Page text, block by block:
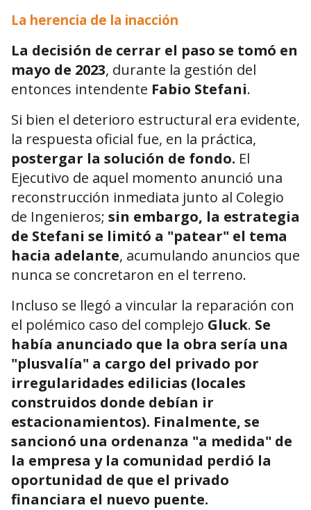
La herencia de la inacción
La decisión de cerrar el paso se tomó en
mayo de 2023, durante la gestión del
entonces intendente Fabio Stefani.
Si bien el deterioro estructural era evidente,
la respuesta oficial fue, en la práctica,
postergar la solución de fondo. El
Ejecutivo de aquel momento anunció una
reconstrucción inmediata junto al Colegio
de Ingenieros; sin embargo, la estrategia
de Stefani se limitó a "patear" el tema
hacia adelante, acumulando anuncios que
nunca se concretaron en el terreno.
Incluso se llegó a vincular la reparación con
el polémico caso del complejo Gluck. Se
había anunciado que la obra sería una
"plusvalía" a cargo del privado por
irregularidades edilicias (locales
construidos donde debían ir
estacionamientos). Finalmente, se
sancionó una ordenanza "a medida" de
la empresa y la comunidad perdió la
oportunidad de que el privado
financiara el nuevo puente.